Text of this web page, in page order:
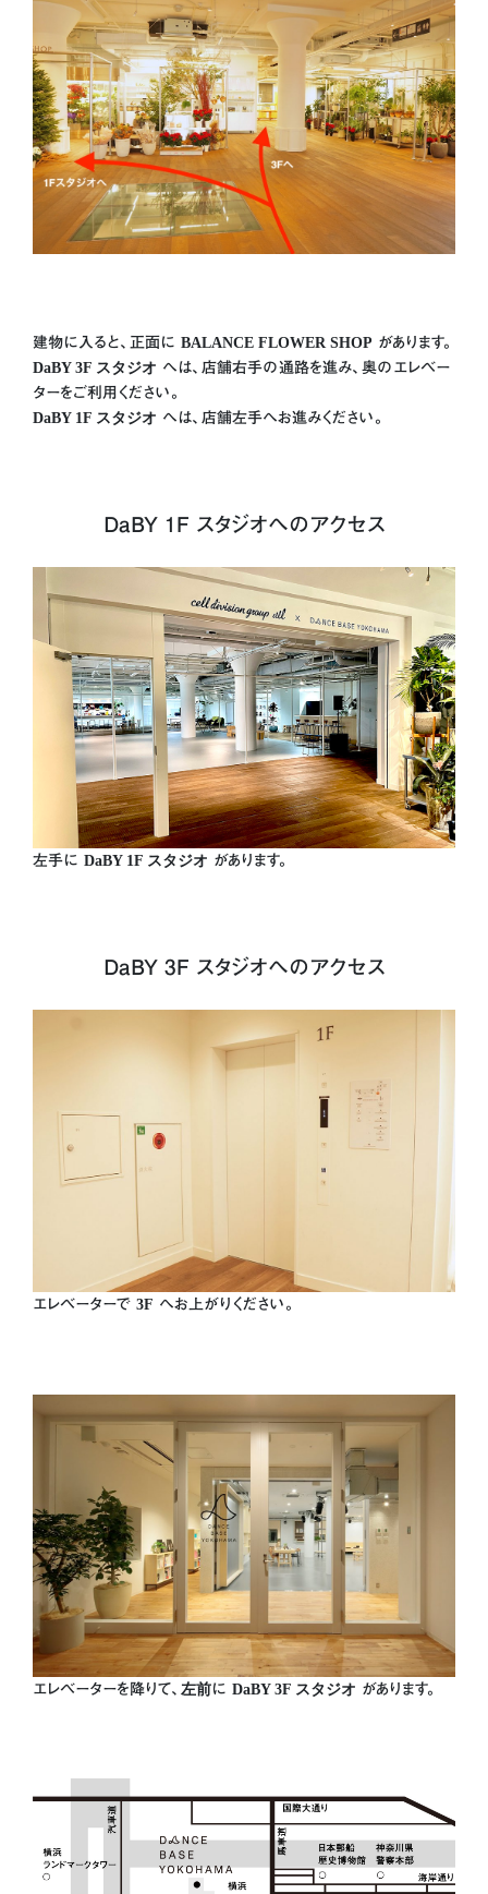
建物に入ると、正面に BALANCE FLOWER SHOP があります。
DaBY 3F スタジオ へは、店舗右手の通路を進み、奥のエレベー
ターをご利用ください。
DaBY 1F スタジオ へは、店舗左手へお進みください。
DaBY 1F スタジオへのアクセス
左手に DaBY 1F スタジオ があります。
DaBY 3F スタジオへのアクセス
エレベーターで 3F へお上がりください。
エレベーターを降りて、 左前に DaBY 3F スタジオ があります。